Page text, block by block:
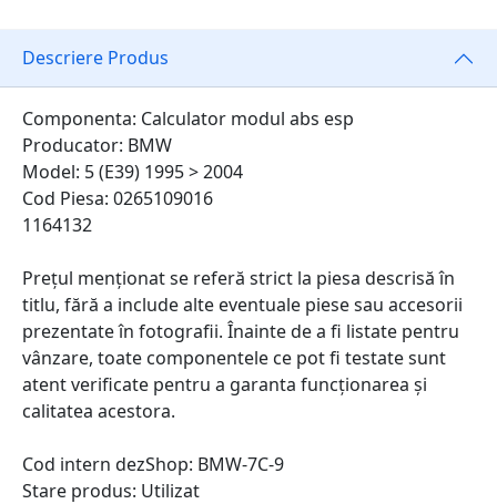
Descriere Produs
Componenta: Calculator modul abs esp
Producator: BMW
Model: 5 (E39) 1995 > 2004
Cod Piesa: 0265109016
1164132
Prețul menționat se referă strict la piesa descrisă în
titlu, fără a include alte eventuale piese sau accesorii
prezentate în fotografii. Înainte de a fi listate pentru
vânzare, toate componentele ce pot fi testate sunt
atent verificate pentru a garanta funcționarea și
calitatea acestora.
Cod intern dezShop: BMW-7C-9
Stare produs: Utilizat